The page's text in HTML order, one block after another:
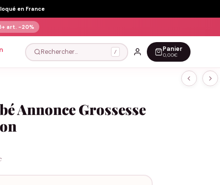
en France
art. -20%
Rechercher… / Panier
0,00€
Annonce Grossesse